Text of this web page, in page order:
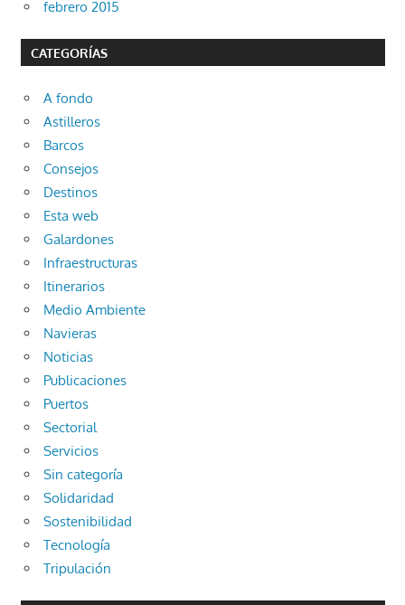
febrero 2015
CATEGORÍAS
A fondo
Astilleros
Barcos
Consejos
Destinos
Esta web
Galardones
Infraestructuras
Itinerarios
Medio Ambiente
Navieras
Noticias
Publicaciones
Puertos
Sectorial
Servicios
Sin categoría
Solidaridad
Sostenibilidad
Tecnología
Tripulación